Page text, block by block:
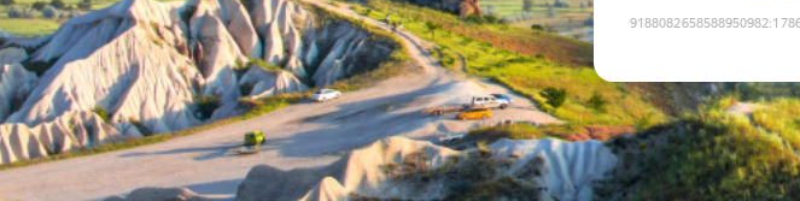
9188082658588950982: